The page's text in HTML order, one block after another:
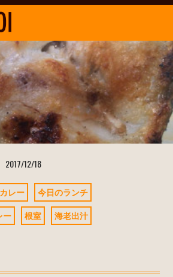
2017/12/18
レー
今日のランチ
ー
根室 海老出汁